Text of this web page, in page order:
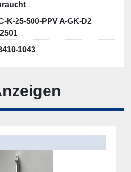
K-25-500-PPV A-GK-D2
1043